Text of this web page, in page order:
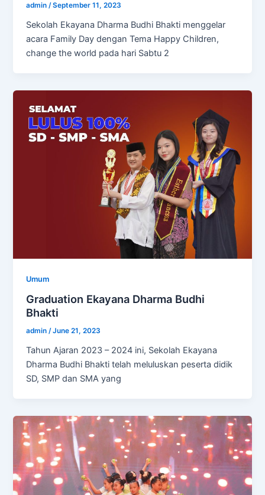
admin/September 11, 2023
Sekolah Ekayana Dharma Budhi Bhakti menggelar
acara Family Day dengan Tema Happy Children,
change the world pada hari Sabtu 2
Umum
Graduation Ekayana Dharma Budhi
Bhakti
admin/June 21, 2023
Tahun Ajaran 2023 – 2024 ini, Sekolah Ekayana
Dharma Budhi Bhakti telah meluluskan peserta didik
SD, SMP dan SMA yang